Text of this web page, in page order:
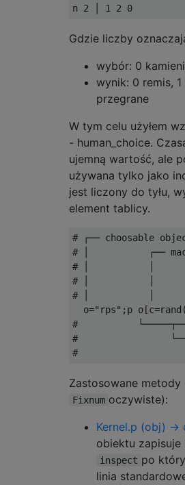
Gdzie liczby
wybór: 0
wynik: 0 remis,
przegrane
W tym celu użyłem
- human_choice.
ujemną wartość, ale
używana tylko jako
jest liczony do tyłu,
element tablicy.
# ┌── choosable
# │           ┌──
# │           │
# │           │
# │           │
  o
="rps" ; p o [c=rand (
#
#                 └──
#
Zastosowane
Fixnum oczywiste):
Kernel.p (obj) →
obiektu zapisuje
inspect po
linia